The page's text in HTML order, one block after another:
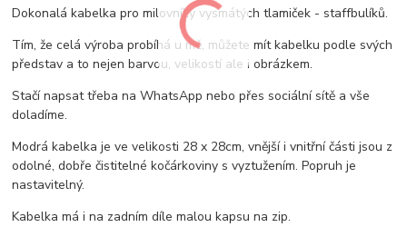
Dokonalá kabelka pro milovníky vysmátých tlamiček - staffbulíků.
Tím, že celá výroba probíhá u mě, můžete mít kabelku podle svých
představ a to nejen barvou, velikostí ale i obrázkem.
Stačí napsat třeba na WhatsApp nebo přes sociální sítě a vše
doladíme.
Modrá kabelka je ve velikosti 28 x 28cm, vnější i vnitřní části jsou z
odolné, dobře čistitelné kočárkoviny s vyztužením. Popruh je
nastavitelný.
Kabelka má i na zadním díle malou kapsu na zip.